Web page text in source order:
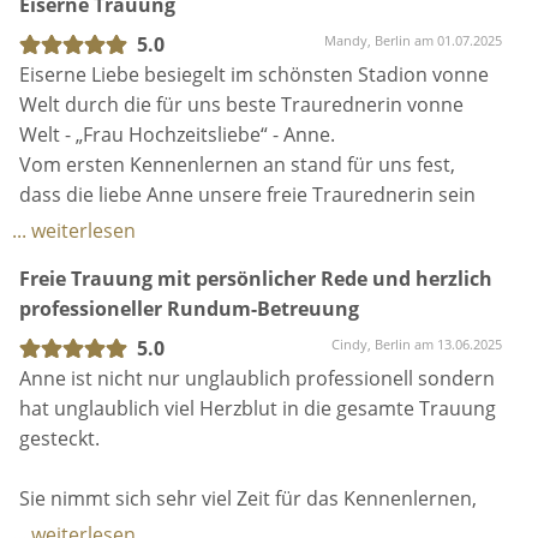
wir vorher nicht kannten. Sie konnte über 45
Minuten unsere 150 Gäste mitreißen. Es kam keine
lange Weile auf und die Gäste wurden super mit
einbezogen. Wir können Anne nur weiter empfehlen
und können uns nur 1000 mal bedanken für diese
riesen Unterstützung in der gesamten Zeit. Liebe
Grüße und viele tolle Hochzeitspaare.
Überraschungen während der ganzen Zeit 🥰
5.0
Mandy, Berlin am 01.07.2025
Eiserne Liebe besiegelt im schönsten Stadion vonne
Welt durch die für uns beste Traurednerin vonne
Welt - „Frau Hochzeitsliebe“ - Anne.
Vom ersten Kennenlernen an stand für uns fest,
dass die liebe Anne unsere freie Traurednerin sein
soll und wir wurden nicht enttäuscht. Sie machte
Erlebnis.
Die vielen kleinen Anekdoten, die man eigentlich nur
am Rande bei den Kennenlerngesprächen erwähnt
hatte, wurden von Anne alle gespeichert und in der
wunderschönen Traurede zum Besten gebracht,
sodass man teilweise dachte … ach ja, stimmt, so war
Die Unterstützung im Vorfeld bei der Musikwahl, die
für uns sehr schwierig war, hat so geholfen … „eure
... weiterlesen
Freie Trauung mit persönlicher Rede und herzlich
professioneller Rundum-Betreuung
5.0
Cindy, Berlin am 13.06.2025
Anne ist nicht nur unglaublich professionell sondern
hat unglaublich viel Herzblut in die gesamte Trauung
gesteckt.
Sie nimmt sich sehr viel Zeit für das Kennenlernen,
hat uns mitgenommen auf eine Reise, war die ganze